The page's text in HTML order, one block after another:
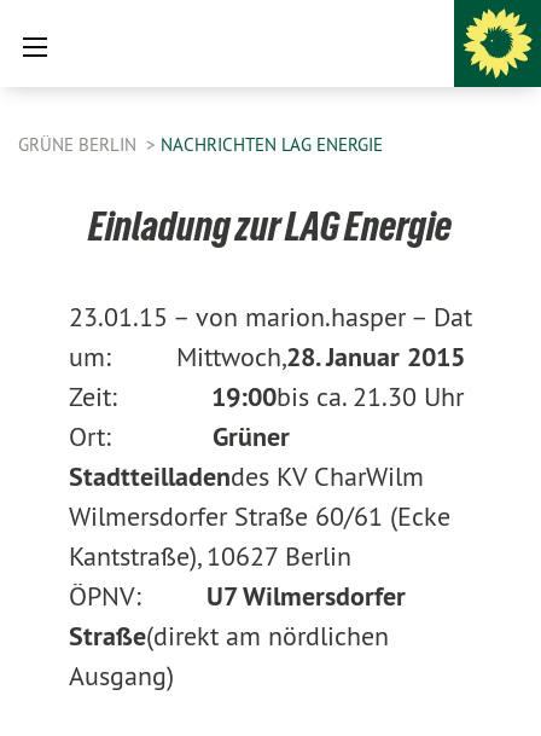
GRÜNE BERLIN NACHRICHTEN LAG ENERGIE
Einladung zur LAG Energie
23.01.15 – von marion.hasper – Dat
um: Mittwoch,28. Januar 2015
Zeit:
19:00bis ca. 21.30 Uhr
Ort: Grüner
Stadtteilladendes KV CharWilm
Wilmersdorfer Straße 60/61 (Ecke
Kantstraße), 10627 Berlin
ÖPNV:
U7 Wilmersdorfer
Straße(direkt am nördlichen
Ausgang)